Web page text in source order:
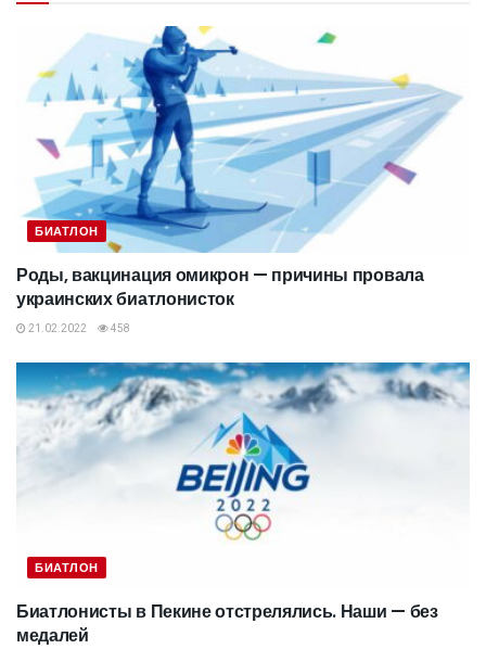
БИАТЛОН
Роды, вакцинация омикрон — причины провала
украинских биатлонисток
21.02.2022 458
БИАТЛОН
Биатлонисты в Пекине отстрелялись. Наши — без
медалей